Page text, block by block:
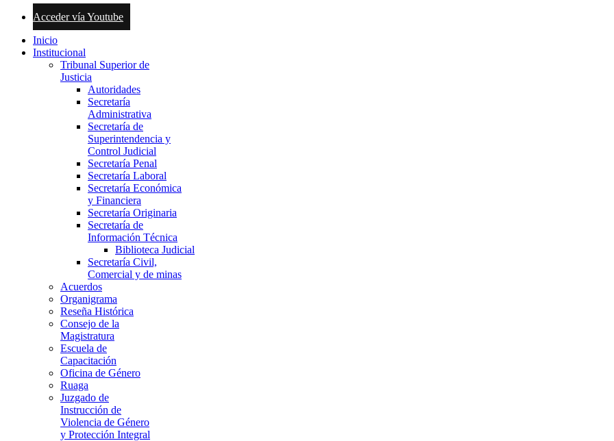
Acceder vía Youtube
Inicio
Institucional
Tribunal Superior de
Justicia
Autoridades
Secretaría
Administrativa
Secretaría de
Superintendencia y
Control Judicial
Secretaría Penal
Secretaría Laboral
Secretaría Económica
y Financiera
Secretaría Originaria
Secretaría de
Información Técnica
Biblioteca Judicial
Secretaría Civil,
Comercial y de minas
Acuerdos
Organigrama
Reseña Histórica
Consejo de la
Magistratura
Escuela de
Capacitación
Oficina de Género
Ruaga
Juzgado de
Instrucción de
Violencia de Género
y Protección Integral